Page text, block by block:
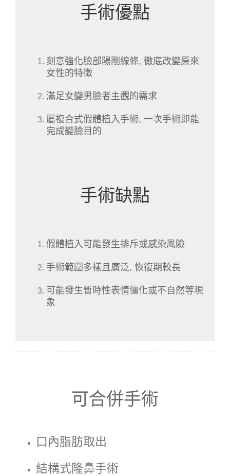
手術優點
刻意強化臉部陽剛線條, 徹底改變原來
女性的特徵
滿足女變男臉者主觀的需求
屬複合式假體植入手術, 一次手術即能
完成變臉目的
手術缺點
假體植入可能發生排斥或感染風險
手術範圍多樣且廣泛, 恢復期較長
可能發生暫時性表情僵化或不自然等現
象
可合併手術
口內脂肪取出
結構式隆鼻手術